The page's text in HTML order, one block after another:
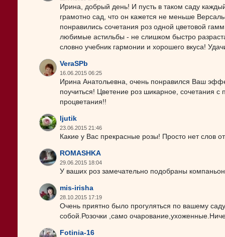
Ирина, добрый день! И пусть в таком саду
грамотно сад, что он кажется не меньше
понравились сочетания роз одной цветовой
любимые астильбы - не слишком быстро
словно учебник гармонии и хорошего вкуса!
VeraSPb
16.06.2015 06:25
Ирина Анатольевна, очень понравился Ваш
поучиться! Цветение роз шикарное, сочетания
процветания!!
ljutik
23.06.2015 21:46
Какие у Вас прекрасные розы! Просто нет слов
ROMASHKA
29.06.2015 18:04
У ваших роз замечательно подобраны
mis-irisha
28.10.2015 17:19
Очень приятно было прогуляться по вашему
собой.Розочки ,само
Fotinia-16